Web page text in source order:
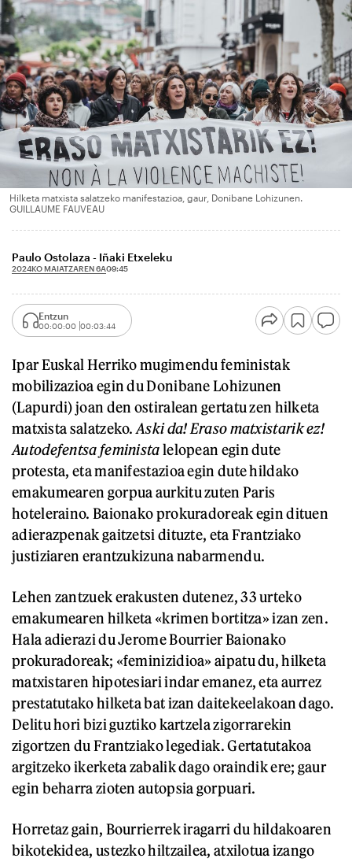
Hilketa matxista salatzeko manifestazioa, gaur, Donibane Lohizunen.
GUILLAUME FAUVEAU
Paulo Ostolaza - Iñaki Etxeleku
2024KO MAIATZAREN 6A09:45
Entzun
00:00:00 00:03:44
Ipar Euskal Herriko mugimendu feministak
mobilizazioa egin du Donibane Lohizunen
(Lapurdi) joan den ostiralean gertatu zen hilketa
matxista salatzeko.Aski da! Eraso matxistarik ez!
Autodefentsa feministalelopean egin dute
protesta, eta manifestazioa egin dute hildako
emakumearen gorpua aurkitu zuten Paris
hoteleraino. Baionako prokuradoreak egin dituen
adierazpenak gaitzetsi dituzte, eta Frantziako
justiziaren erantzukizuna nabarmendu.
Lehen zantzuek erakusten dutenez, 33 urteko
emakumearen hilketa «krimen bortitza» izan zen.
Hala adierazi du Jerome Bourrier Baionako
prokuradoreak; «feminizidioa» aipatu du, hilketa
matxistaren hipotesiari indar emanez, eta aurrez
prestatutako hilketa bat izan daitekeelakoan dago.
Delitu hori bizi guztiko kartzela zigorrarekin
zigortzen du Frantziako legediak. Gertatutakoa
argitzeko ikerketa zabalik dago oraindik ere; gaur
egin beharra zioten autopsia gorpuari.
Horretaz gain, Bourrierrek iragarri du hildakoaren
bikotekidea, ustezko hiltzailea, atxilotua izango